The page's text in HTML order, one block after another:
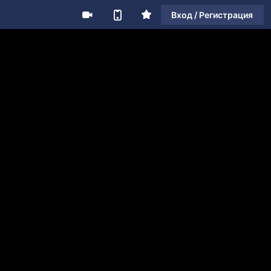
Вход / Регистрация